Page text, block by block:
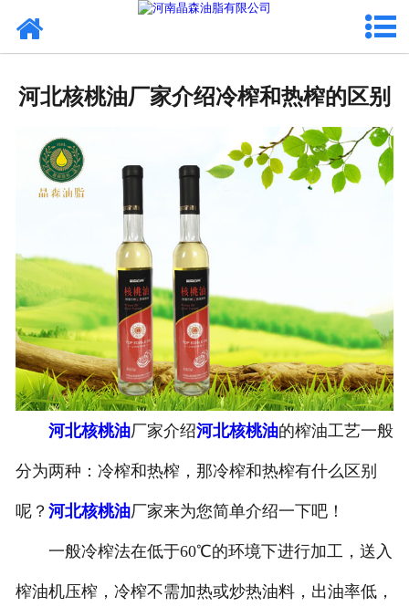
葡萄籽油
新闻资讯
联系晶森
走进晶森
公司官网
河北核桃油厂家介绍冷榨和热榨的区别
河北核桃油厂家介绍河北核桃油的榨油工艺一般
分为两种：冷榨和热榨，那冷榨和热榨有什么区别
呢？ 河北核桃油厂家来为您简单介绍一下吧！
一般冷榨法在低于60℃的环境下进行加工，送入
榨油机压榨，冷榨不需加热或炒热油料，出油率低，